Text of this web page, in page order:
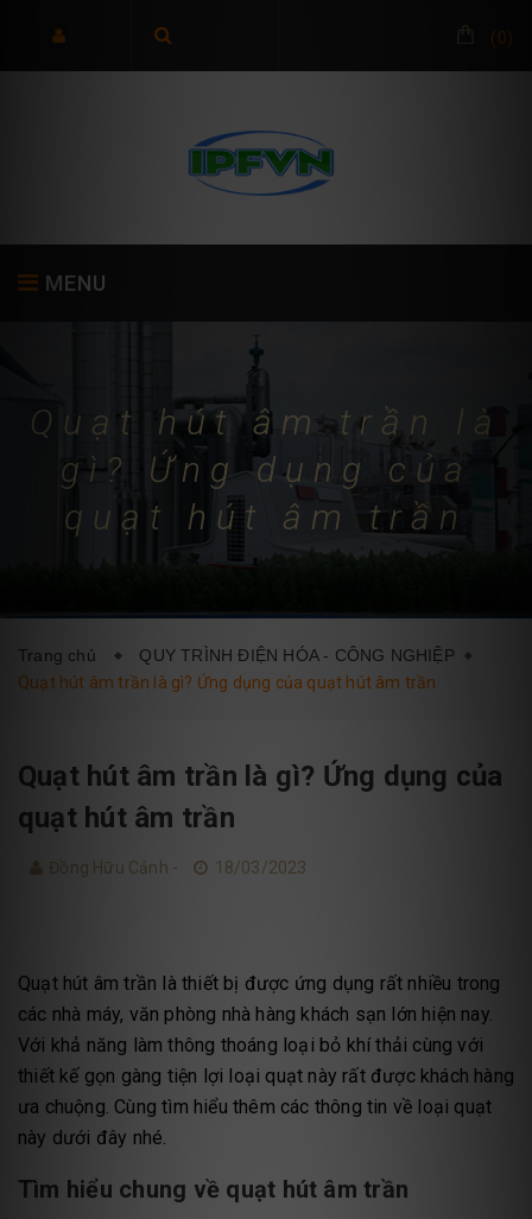
(0)
MENU
GIỚI THIỆU SẢN PHẨM
BLOG LIÊN HỆ
Quạt hút âm trần là
gì? Ứng dụng của
quạt hút âm trần
Trang chủ
QUY TRÌNH ĐIỆN HÓA - CÔNG NGHIỆP
Quạt hút âm trần là gì? Ứng dụng của quạt hút âm trần
Quạt hút âm trần là gì? Ứng dụng của
quạt hút âm trần
Đồng Hữu Cảnh - 18/03/2023
Quạt hút âm trần là thiết bị được ứng dụng rất nhiều trong
các nhà máy, văn phòng nhà hàng khách sạn lớn hiện nay.
Với khả năng làm thông thoáng loại bỏ khí thải cùng với
thiết kế gọn gàng tiện lợi loại quạt này rất được khách hàng
ưa chuộng. Cùng tìm hiểu thêm các thông tin về loại quạt
này dưới đây nhé.
Tìm hiểu chung về quạt hút âm trần